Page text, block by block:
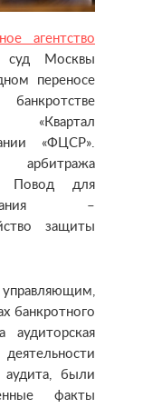
агентство
суд Москвы
переносе
«ФЦСР».
арбитража
Повод для
–
защиты
банкротного
аудиторская
были
факты